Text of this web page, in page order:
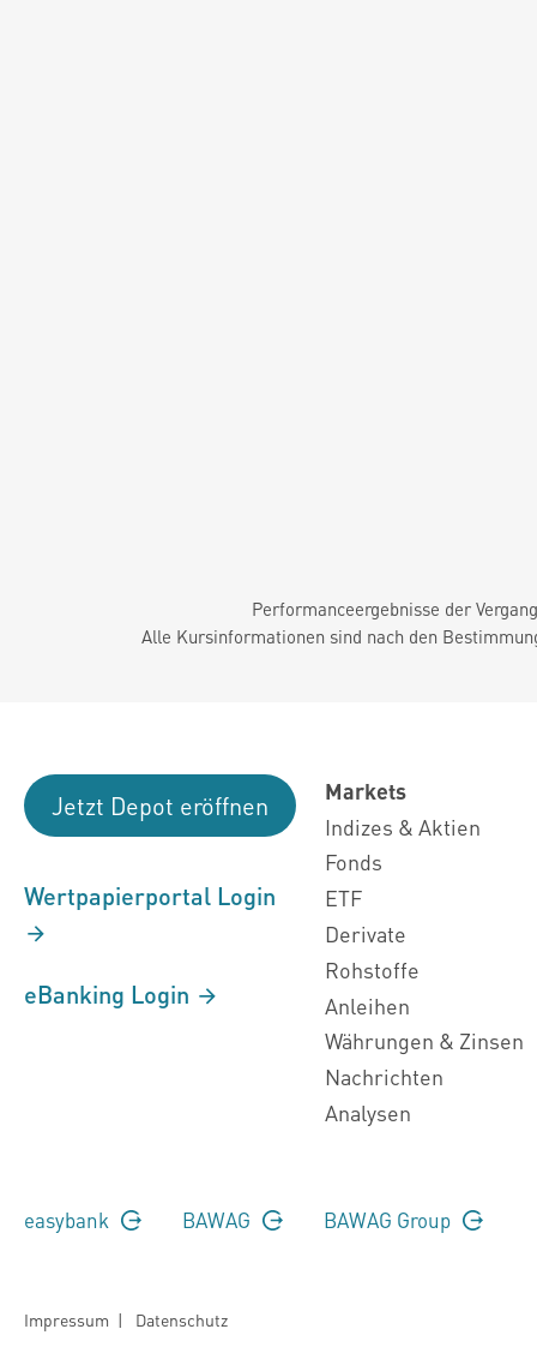
Performanceergebnisse der
Alle Kursinformationen sind nach den
Jetzt Depot eröffnen
Wertpapierportal Login
eBanking Login
Markets
Indizes & Aktien
Fonds
ETF
Derivate
Rohstoffe
Anleihen
Währungen & Zinsen
Nachrichten
Analysen
easybank BAWAG BAWAG Group
Impressum | Datenschutz